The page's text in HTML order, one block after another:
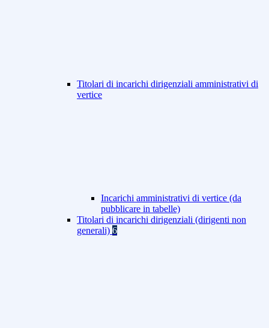
Titolari di incarichi dirigenziali amministrativi di
vertice
Incarichi amministrativi di vertice (da
pubblicare in tabelle)
Titolari di incarichi dirigenziali (dirigenti non
generali) 6